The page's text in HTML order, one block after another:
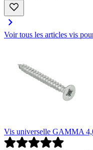
Voir tous les articles vis
Vis universelle GAMMA